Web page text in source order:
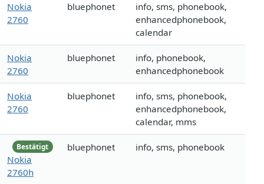
Nokia
2760
bluephonet
info, sms, phonebook,
enhancedphonebook,
calendar
Nokia
2760
bluephonet
info, phonebook,
enhancedphonebook
Nokia
2760
bluephonet
info, sms, phonebook,
enhancedphonebook,
calendar, mms
Bestätigt
Nokia
2760h
bluephonet info, sms, phonebook